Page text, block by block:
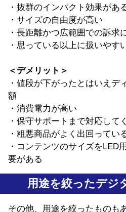
・抜群のインパクト効果があ
・サイズの自由度が高い
・長距離かつ広範囲での訴求
・思っている以上に扱いやす
＜デメリット＞
・値段が下がったとはいえデ
額
・消費電力が高い
・保守サポートまで対応して
・粗悪商品がよく出回ってい
・コンテンツのサイズをLED
要がある
用途を絞ったデジ
その他、用途を絞ったものも